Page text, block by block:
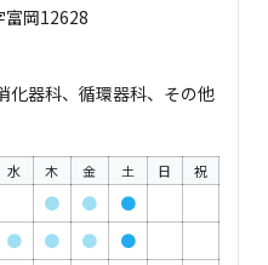
富岡12628
化器科、循環器科、その他
水 木 金 土 日 祝
● ●
●
● ● ●
●